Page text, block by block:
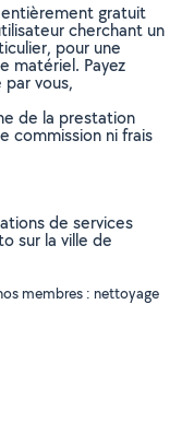
gratuit
cherchant un
pour une
matériel. Payez
vous,
de la prestation
commission ni frais
de services
sur la ville de
membres : nettoyage